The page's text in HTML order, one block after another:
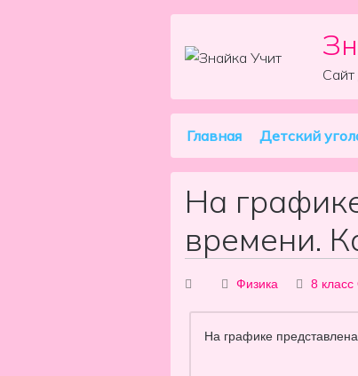
Skip to content
Сайт
Main
Главная Детский
На
времени.
Физика 8 класс
На графике